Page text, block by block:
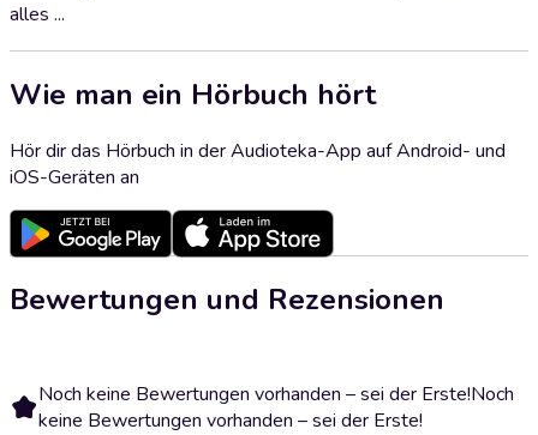
alles ...
Wie man ein Hörbuch hört
Hör dir das Hörbuch in der Audioteka-App auf Android- und
iOS-Geräten an
Bewertungen und Rezensionen
Noch keine Bewertungen vorhanden – sei der Erste!Noch
keine Bewertungen vorhanden – sei der Erste!